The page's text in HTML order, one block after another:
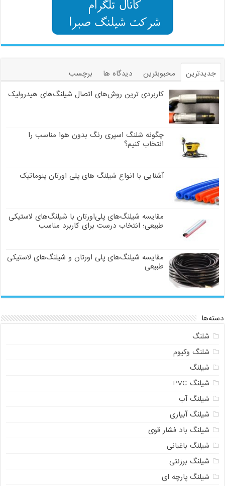
جدیدترین محبوبترین دیدگاه ها
برچسب
کاربردی ترین روش‌های اتصال شیلنگ‌های هیدرولیک
چگونه شلنگ اسپری رنگ بدون هوا مناسب را
انتخاب کنیم؟
آشنایی با انواع شیلنگ های پلی اورتان پنوماتیک
مقایسه شیلنگ‌های پلی‌اورتان با شیلنگ‌های لاستیکی
طبیعی؛ انتخاب درست برای کاربرد مناسب
مقایسه شیلنگ‌های پلی اورتان و شیلنگ‌های لاستیکی
طبیعی
دسته‌ها
شلنگ
شلنگ وکیوم
شیلنگ
شیلنگ PVC
شیلنگ آب
شیلنگ آبیاری
شیلنگ باد فشار قوی
شیلنگ باغبانی
شیلنگ برزنتی
شیلنگ پارچه‌ ای